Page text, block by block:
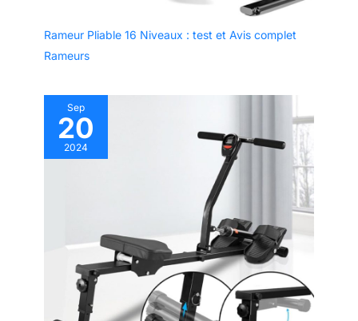
Rameur Pliable 16 Niveaux : test et Avis complet
Rameurs
Sep
20
2024